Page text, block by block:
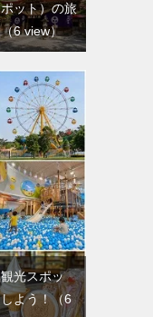
ット）の旅
（6 view）
光スポッ
よう！（6